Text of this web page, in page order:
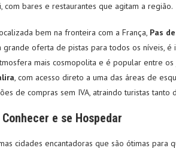
com bares e restaurantes que agitam a região.
bem na fronteira com a França, Pas
grande oferta de pistas para todos os níveis,
mais cosmopolita e é popular entre
, com acesso direto a uma das áreas de
de compras sem IVA, atraindo turistas tanto
e se Hospedar
cidades encantadoras que são ótimas